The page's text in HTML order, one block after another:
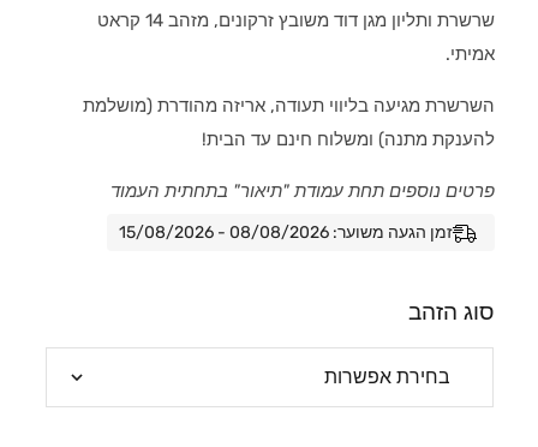
שרשרת ותליון מגן דוד משובץ זרקונים, מזהב 14 קראט
אמיתי.
השרשרת מגיעה בליווי תעודה, אריזה מהודרת (מושלמת
להענקת מתנה) ומשלוח חינם עד הבית!
פרטים נוספים תחת עמודת "תיאור" בתחתית העמוד
זמן הגעה משוער: 08/08/2026 - 15/08/2026
סוג הזהב